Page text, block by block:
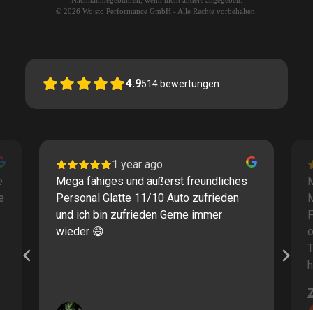
© 2026 Wojsto Performance GmbH - Alle Rechte vorbehalten.
4.9514 bewertungen
1 year ago
Mega fähiges und äußerst freundliches
Personal Glatte 11/10 Auto zufrieden
und ich bin zufrieden Gerne immer
wieder 😄